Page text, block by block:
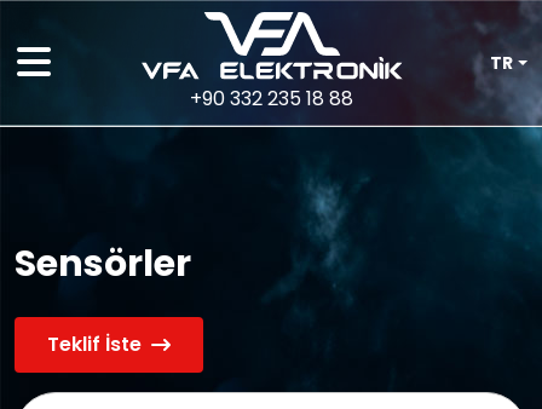
+90 332 235 18 88
TR
Sensörler
Teklif İste